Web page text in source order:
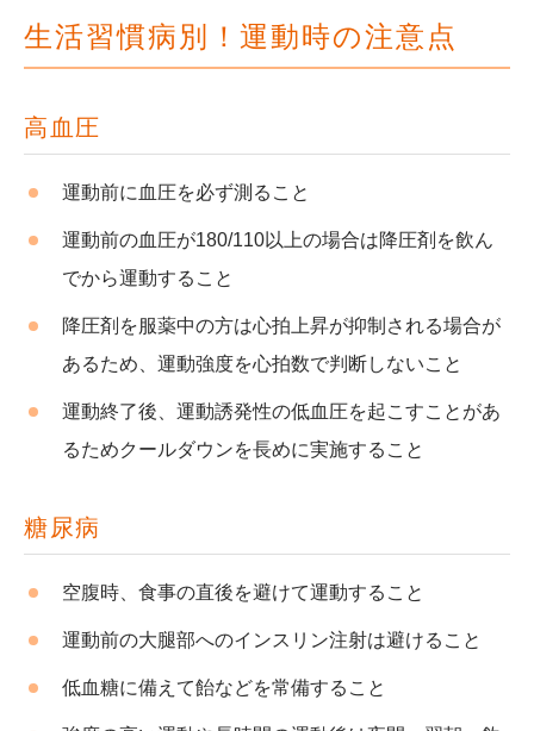
生活習慣病別！運動時の注意点
高血圧
運動前に血圧を必ず測ること
運動前の血圧が180/110以上の場合は降圧剤を飲ん
でから運動すること
降圧剤を服薬中の方は心拍上昇が抑制される場合が
あるため、運動強度を心拍数で判断しないこと
運動終了後、運動誘発性の低血圧を起こすことがあ
るためクールダウンを長めに実施すること
糖尿病
空腹時、食事の直後を避けて運動すること
運動前の大腿部へのインスリン注射は避けること
低血糖に備えて飴などを常備すること